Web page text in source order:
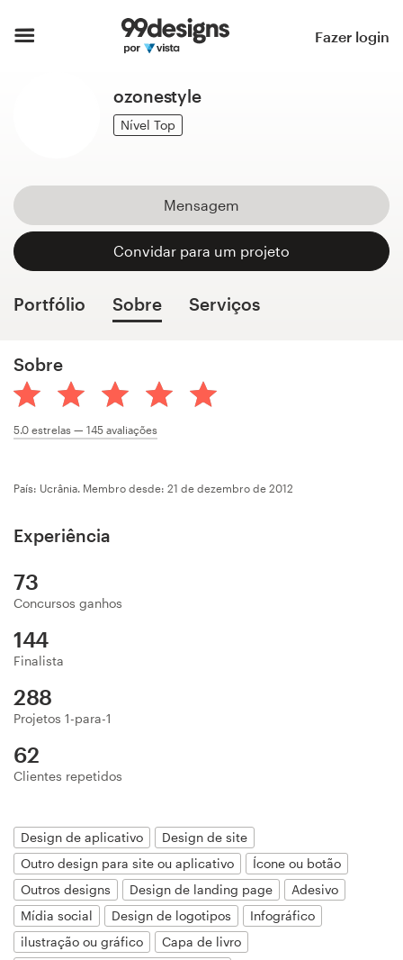
Fazer login
ozonestyle
Nível Top
Mensagem
Convidar para um projeto
Portfólio Sobre Serviços
Sobre
5.0 estrelas — 145 avaliações
País: Ucrânia. Membro desde: 21 de dezembro de 2012
Experiência
73
Concursos ganhos
144
Finalista
288
Projetos 1-para-1
62
Clientes repetidos
Design de aplicativo
Design de site
Outro design para site ou aplicativo
Ícone ou botão
Outros designs
Design de landing page
Adesivo
Mídia social
Design de logotipos
Infográfico
ilustração ou gráfico
Capa de livro
Página inicial
Como funciona
99designs Pro
de
design
Concursos de designs
99designs Studio
99designs Pro
Quero
um
design
Design de logotipos
Cartão de visita
Design de site